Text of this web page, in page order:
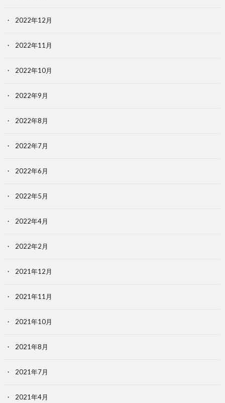
2022年12月
2022年11月
2022年10月
2022年9月
2022年8月
2022年7月
2022年6月
2022年5月
2022年4月
2022年2月
2021年12月
2021年11月
2021年10月
2021年8月
2021年7月
2021年4月